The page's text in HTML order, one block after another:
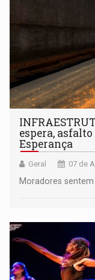
espera,
Esperança
Geral 07 de
Moradores